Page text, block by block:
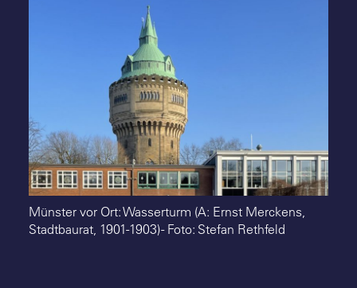
Münster vor Ort: Wasserturm (A: Ernst Merckens,
Stadtbaurat, 1901-1903) - Foto: Stefan Rethfeld